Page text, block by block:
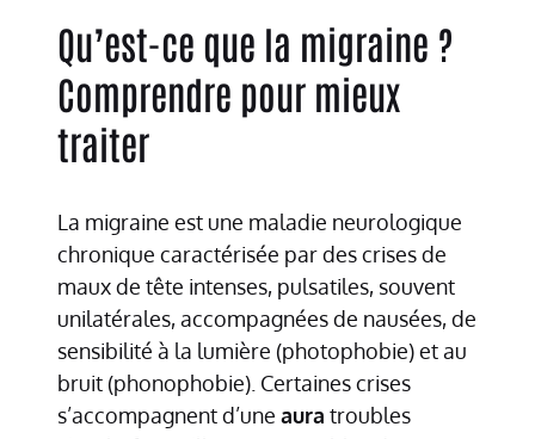
Qu’est-ce que la migraine ?
Comprendre pour mieux
traiter
La migraine est une maladie neurologique
chronique caractérisée par des crises de
maux de tête intenses, pulsatiles, souvent
unilatérales, accompagnées de nausées, de
sensibilité à la lumière (photophobie) et au
bruit (phonophobie). Certaines crises
s’accompagnent d’une aura troubles